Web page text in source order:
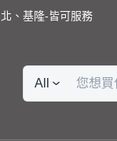
、基隆-皆可服務
All